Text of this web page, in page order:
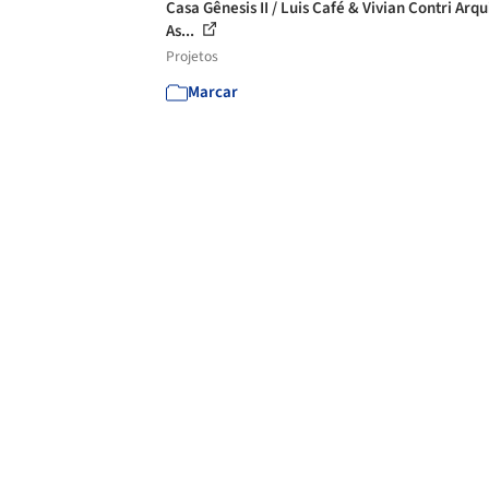
Casa Gênesis II / Luis Café & Vivian Contri
As...
Projetos
Marcar